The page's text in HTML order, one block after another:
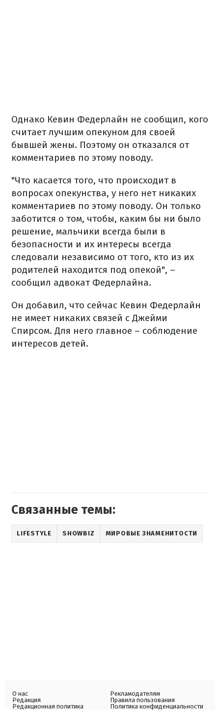
Однако Кевин Федерлайн не сообщил, кого
считает лучшим опекуном для своей
бывшей жены. Поэтому он отказался от
комментариев по этому поводу.
"Что касается того, что происходит в
вопросах опекунства, у него нет никаких
комментариев по этому поводу. Он только
заботится о том, чтобы, каким бы ни было
решение, мальчики всегда были в
безопасности и их интересы всегда
следовали независимо от того, кто из их
родителей находится под опекой", –
сообщил адвокат Федерлайна.
Он добавил, что сейчас Кевин Федерлайн
не имеет никаких связей с Джейми
Спирсом. Для него главное – соблюдение
интересов детей.
Связанные темы:
LIFESTYLE SHOWBIZ МИРОВЫЕ ЗНАМЕНИТОСТИ
О нас
Редакция
Редакционная политика
Рекламодателям
Правила пользования
Политика конфиденциальности